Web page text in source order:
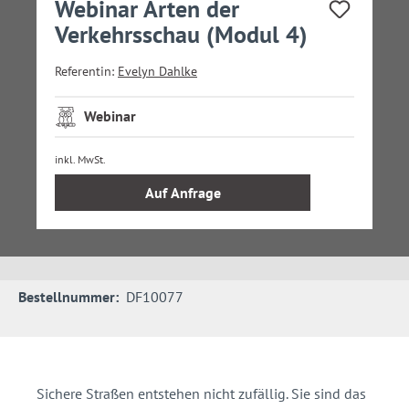
Webinar Arten der
Verkehrsschau (Modul 4)
Referentin: Evelyn Dahlke
Webinar
inkl. MwSt.
Auf Anfrage
Bestellnummer: DF10077
Sichere Straßen entstehen nicht zufällig. Sie sind das